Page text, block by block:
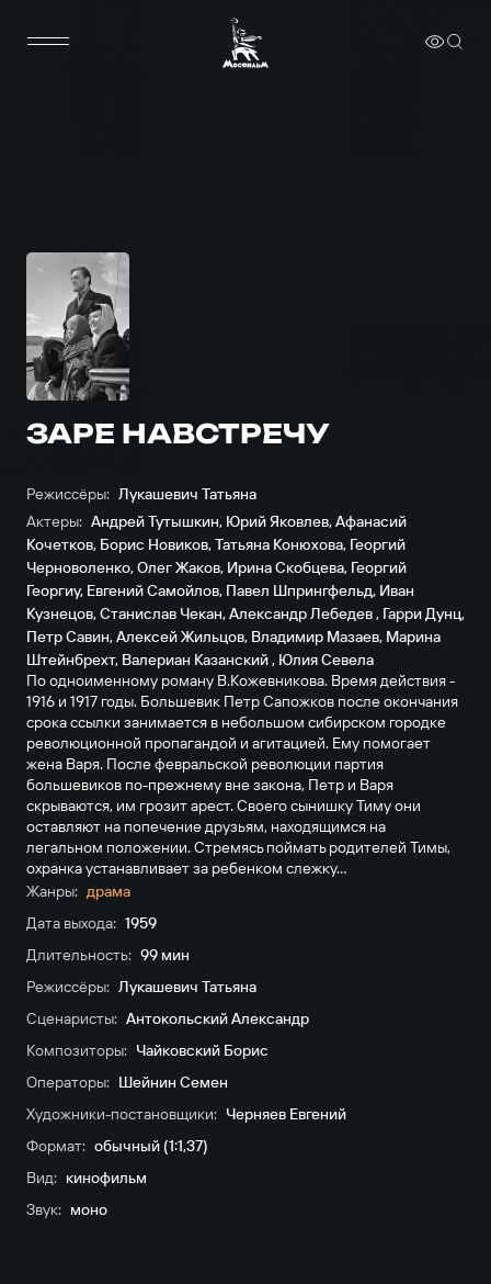
ЗАРЕ НАВСТРЕЧУ
Режиссёры: Лукашевич Татьяна
Актеры: Андрей Тутышкин, Юрий Яковлев,Афанасий
Кочетков, Борис Новиков,Татьяна Конюхова, Георгий
Черноволенко,Олег Жаков, Ирина Скобцева, Георгий
Георгиу, Евгений Самойлов, Павел Шпрингфельд, Иван
Кузнецов,Станислав Чекан,Александр Лебедев, Гарри Дунц,
Петр Савин,Алексей Жильцов, Владимир Мазаев, Марина
Штейнбрехт, Валериан Казанский, Юлия Севела
По одноименному роману В.Кожевникова. Время действия -
1916 и 1917 годы. Большевик Петр Сапожков после окончания
срока ссылки занимается в небольшом сибирском городке
революционной пропагандой и агитацией. Ему помогает
жена Варя. После февральской революции партия
большевиков по-прежнему вне закона, Петр и Варя
скрываются, им грозит арест. Своего сынишку Тиму они
оставляют на попечение друзьям, находящимся на
легальном положении. Стремясь поймать родителей Тимы,
охранка устанавливает за ребенком слежку...
Жанры: драма
Дата выхода: 1959
Длительность: 99 мин
Режиссёры: Лукашевич Татьяна
Сценаристы: Антокольский Александр
Композиторы: Чайковский Борис
Операторы: Шейнин Семен
Художники-постановщики: Черняев Евгений
Формат: обычный (1:1,37)
Вид: кинофильм
Звук: моно